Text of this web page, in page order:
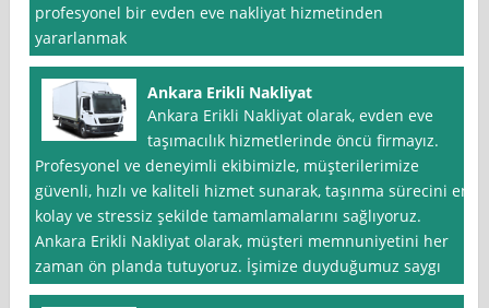
profesyonel bir evden eve nakliyat hizmetinden
yararlanmak
Ankara Erikli Nakliyat
Ankara Erikli Nakliyat olarak, evden eve
taşımacılık hizmetlerinde öncü firmayız.
Profesyonel ve deneyimli ekibimizle, müşterilerimize
güvenli, hızlı ve kaliteli hizmet sunarak, taşınma sürecini en
kolay ve stressiz şekilde tamamlamalarını sağlıyoruz.
Ankara Erikli Nakliyat olarak, müşteri memnuniyetini her
zaman ön planda tutuyoruz. İşimize duyduğumuz saygı